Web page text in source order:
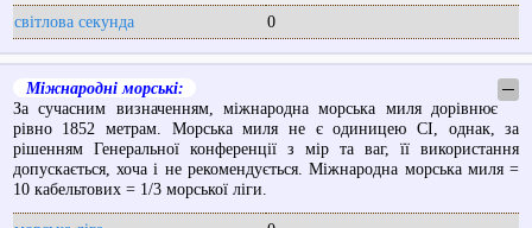
світлова секунда
0
Міжнародні морські:
─
За сучасним визначенням, міжнародна морська миля дорівнює
рівно 1852 метрам. Морська миля не є одиницею СІ, однак, за
рішенням Генеральної конференції з мір та ваг, її використання
допускається, хоча і не рекомендується. Міжнародна морська миля =
10 кабельтових = 1/3 морської ліги.